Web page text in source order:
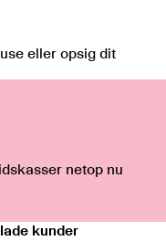
eller opsig dit
netop nu
kunder